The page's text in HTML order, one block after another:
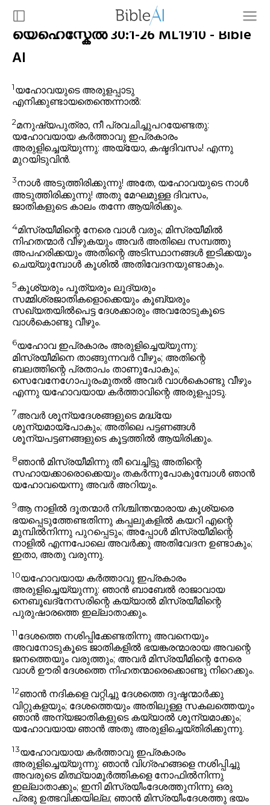
യെഹെസ്കേൽ 30:1-26 ML1910 - Bible
AI
1യഹോവയുടെ അരുളപ്പാടു
എനിക്കുണ്ടായതെന്തെന്നാൽ:
2മനുഷ്യപുത്രാ, നീ പ്രവചിച്ചുപറയേണ്ടതു:
യഹോവയായ കർത്താവു ഇപ്രകാരം
അരുളിച്ചെയ്യുന്നു: അയ്യോ, കഷ്ടദിവസം! എന്നു
മുറയിടുവിൻ.
3നാൾ അടുത്തിരിക്കുന്നു! അതേ, യഹോവയുടെ നാൾ
അടുത്തിരിക്കുന്നു! അതു മേഘമുള്ള ദിവസം,
ജാതികളുടെ കാലം തന്നേ ആയിരിക്കും.
4മിസ്രയീമിന്റെ നേരെ വാൾ വരും; മിസ്രയീമിൽ
നിഹതന്മാർ വീഴുകയും അവർ അതിലെ സമ്പത്തു
അപഹരിക്കയും അതിന്റെ അടിസ്ഥാനങ്ങൾ ഇടിക്കയും
ചെയ്യുമ്പോൾ കൂശിൽ അതിവേദനയുണ്ടാകും.
5കൂശ്യരും പൂത്യരും ലൂദ്യരും
സമ്മിശ്രജാതികളൊക്കെയും കൂബ്യരും
സഖ്യതയിൽപെട്ട ദേശക്കാരും അവരോടുകൂടെ
വാൾകൊണ്ടു വീഴും.
6യഹോവ ഇപ്രകാരം അരുളിച്ചെയ്യുന്നു:
മിസ്രയീമിനെ താങ്ങുന്നവർ വീഴും; അതിന്റെ
ബലത്തിന്റെ പ്രതാപം താണുപോകും;
സെവേനേഗോപുരംമുതൽ അവർ വാൾകൊണ്ടു വീഴും
എന്നു യഹോവയായ കർത്താവിന്റെ അരുളപ്പാടു.
7അവർ ശൂന്യദേശങ്ങളുടെ മദ്ധ്യേ
ശൂന്യമായ്പോകും; അതിലെ പട്ടണങ്ങൾ
ശൂന്യപട്ടണങ്ങളുടെ കൂട്ടത്തിൽ ആയിരിക്കും.
8ഞാൻ മിസ്രയീമിന്നു തീ വെച്ചിട്ടു അതിന്റെ
സഹായക്കാരൊക്കെയും തകർന്നുപോകുമ്പോൾ ഞാൻ
യഹോവയെന്നു അവർ അറിയും.
9ആ നാളിൽ ദൂതന്മാർ നിശ്ചിന്തന്മാരായ കൂശ്യരെ
ഭയപ്പെടുത്തേണ്ടതിന്നു കപ്പലുകളിൽ കയറി എന്റെ
മുമ്പിൽനിന്നു പുറപ്പെടും; അപ്പോൾ മിസ്രയീമിന്റെ
നാളിൽ എന്നപോലെ അവർക്കു അതിവേദന ഉണ്ടാകും;
ഇതാ, അതു വരുന്നു.
10യഹോവയായ കർത്താവു ഇപ്രകാരം
അരുളിച്ചെയ്യുന്നു: ഞാൻ ബാബേൽ രാജാവായ
നെബൂഖദ്നേസരിന്റെ കയ്യാൽ മിസ്രയീമിന്റെ
പുരുഷാരത്തെ ഇല്ലാതാക്കും.
11ദേശത്തെ നശിപ്പിക്കേണ്ടതിന്നു അവനെയും
അവനോടുകൂടെ ജാതികളിൽ ഭയങ്കരന്മാരായ അവന്റെ
ജനത്തെയും വരുത്തും; അവർ മിസ്രയീമിന്റെ നേരെ
വാൾ ഊരി ദേശത്തെ നിഹതന്മാരെക്കൊണ്ടു നിറെക്കും.
12ഞാൻ നദികളെ വറ്റിച്ചു ദേശത്തെ ദുഷ്ടന്മാർക്കു
വിറ്റുകളയും; ദേശത്തെയും അതിലുള്ള സകലത്തെയും
ഞാൻ അന്യജാതികളുടെ കയ്യാൽ ശൂന്യമാക്കും;
യഹോവയായ ഞാൻ അതു അരുളിച്ചെയ്തിരിക്കുന്നു.
13യഹോവയായ കർത്താവു ഇപ്രകാരം
അരുളിച്ചെയ്യുന്നു: ഞാൻ വിഗ്രഹങ്ങളെ നശിപ്പിച്ചു
അവരുടെ മിത്ഥ്യാമൂർത്തികളെ നോഫിൽനിന്നു
ഇല്ലാതാക്കും; ഇനി മിസ്രയീംദേശത്തുനിന്നു ഒരു
പ്രഭു ഉത്ഭവിക്കയില്ല; ഞാൻ മിസ്രയീംദേശത്തു ഭയം